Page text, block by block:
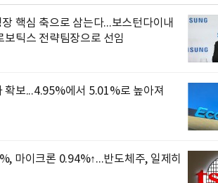
핵심 축으로 삼는다...보스턴다이내
보틱스 전략팀장으로 선임
확보...4.95%에서 5.01%로 높아져
마이크론 0.94%↑...반도체주, 일제히